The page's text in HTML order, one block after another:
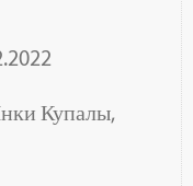
Купалы,